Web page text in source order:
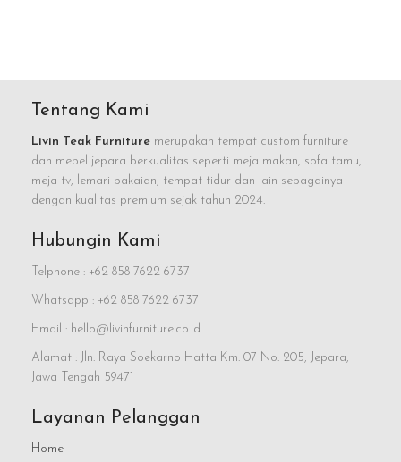
Tentang Kami
Livin Teak Furniture merupakan tempat custom furniture
dan mebel jepara berkualitas seperti meja makan, sofa tamu,
meja tv, lemari pakaian, tempat tidur dan lain sebagainya
dengan kualitas premium sejak tahun 2024.
Hubungin Kami
Telphone : +62 858 7622 6737
Whatsapp : +62 858 7622 6737
Email : hello@livinfurniture.co.id
Alamat : Jln. Raya Soekarno Hatta Km. 07 No. 205, Jepara,
Jawa Tengah 59471
Layanan Pelanggan
Home